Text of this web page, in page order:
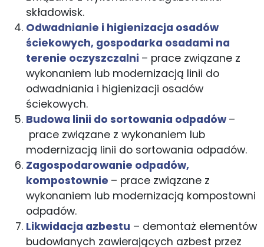
składowisk.
Odwadnianie i higienizacja osadów
ściekowych, gospodarka osadami na
terenie oczyszczalni – prace związane z
wykonaniem lub modernizacją linii do
odwadniania i higienizacji osadów
ściekowych.
Budowa linii do sortowania odpadów –
prace związane z wykonaniem lub
modernizacją linii do sortowania odpadów.
Zagospodarowanie odpadów,
kompostownie – prace związane z
wykonaniem lub modernizacją kompostowni
odpadów.
Likwidacja azbestu – demontaż elementów
budowlanych zawierających azbest przez